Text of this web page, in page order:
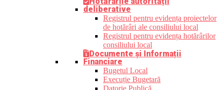
deliberative
Registrul pentru evidența proiectelor
de hotărâri ale consiliului local
Registrul pentru evidența hotărârilor
consiliului local
Documente și Informații
Financiare
Bugetul Local
Execuție Bugetară
Datorie Publică